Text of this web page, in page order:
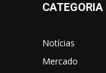
Notícias
Mercado